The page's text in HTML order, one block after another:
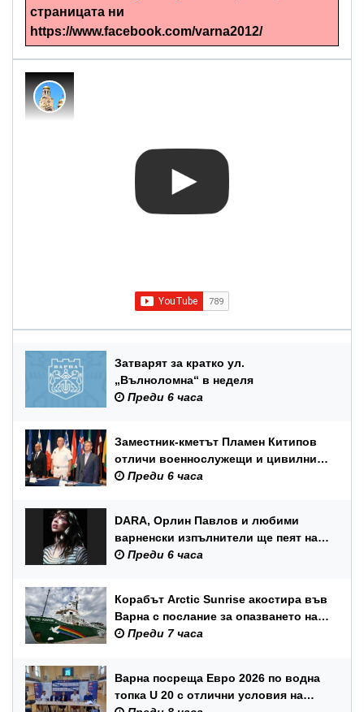
страницата ни
https://www.facebook.com/varna2012/
Затварят за кратко ул.
„Вълноломна“ в неделя
Преди 6 часа
Заместник-кметът Пламен Китипов
отличи военнослужещи и цивилни
служители по повод Празника на
Преди 6 часа
DARA, Орлин Павлов и любими
варненски изпълнители ще пеят на
празника на Варна
Преди 6 часа
Корабът Arctic Sunrise акостира във
Варна с послание за опазването на
Черно море
Преди 7 часа
Варна посреща Евро 2026 по водна
топка U 20 с отлични условия на